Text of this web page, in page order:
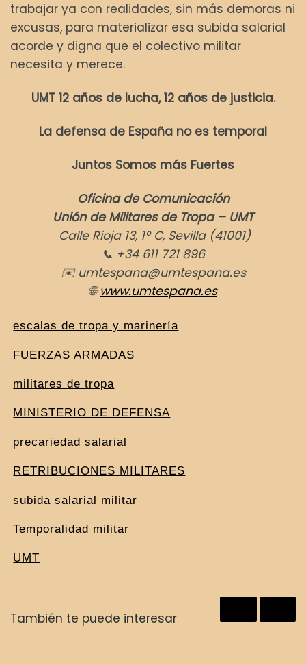
trabajar ya con realidades, sin más demoras ni
excusas, para materializar esa subida salarial
acorde y digna que el colectivo militar
necesita y merece.
UMT 12 años de lucha, 12 años de justicia.
La defensa de España no es temporal
Juntos Somos más Fuertes
Oficina de Comunicación
Unión de Militares de Tropa – UMT
Calle Rioja 13, 1º C, Sevilla (41001)
📞 +34 611 721 896
✉️ umtespana@umtespana.es
🌐 www.umtespana.es
escalas de tropa y marinería
FUERZAS ARMADAS
militares de tropa
MINISTERIO DE DEFENSA
precariedad salarial
RETRIBUCIONES MILITARES
subida salarial militar
Temporalidad militar
UMT
También te puede interesar